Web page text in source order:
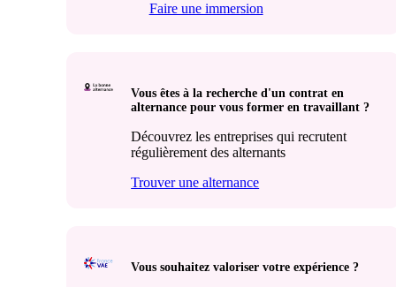
Faire une immersion
Vous êtes à la recherche d'un contrat en
alternance pour vous former en travaillant ?
Découvrez les entreprises qui recrutent
régulièrement des alternants
Trouver une alternance
Vous souhaitez valoriser votre expérience ?